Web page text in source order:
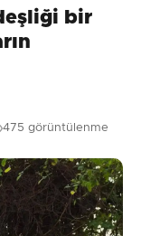
bir
475 görüntülenme